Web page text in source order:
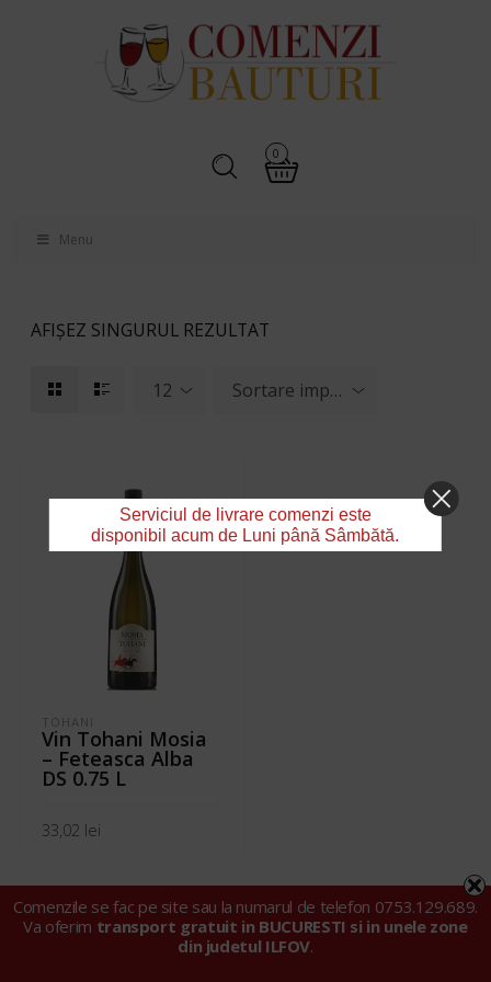
0
Menu
AFIȘEZ SINGURUL REZULTAT
12 Sortare implicită
TOHANI
Vin Tohani Mosia
– Feteasca Alba
DS 0.75 L
33,02 lei
Comenzile se fac pe site sau la numarul de telefon 0753.129.689.
Va oferim transport gratuit in BUCURESTI si in unele zone
din judetul ILFOV.
Serviciul de livrare comenzi este
disponibil acum de Luni până Sâmbătă.